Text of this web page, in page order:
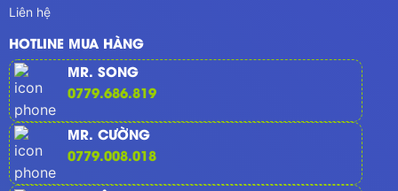
Liên hệ
HOTLINE MUA HÀNG
MR. SONG
0779.686.819
MR. CƯỜNG
0779.008.018